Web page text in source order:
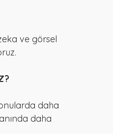
ve görsel
daha
daha